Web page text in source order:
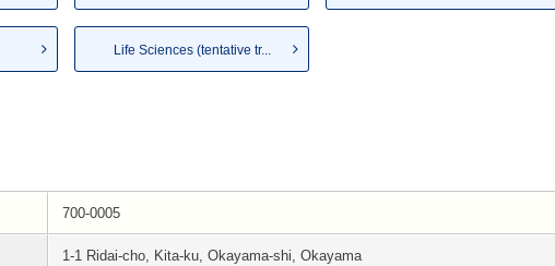
Life Sciences (tentative tr...
700-0005
1-1 Ridai-cho, Kita-ku, Okayama-shi, Okayama